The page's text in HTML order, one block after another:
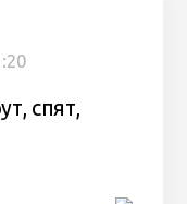
спят,